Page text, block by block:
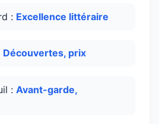
: Excellence littéraire
Découvertes, prix
: Avant-garde,